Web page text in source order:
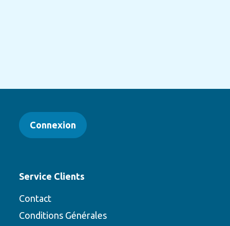
Connexion
Service Clients
Contact
Conditions Générales